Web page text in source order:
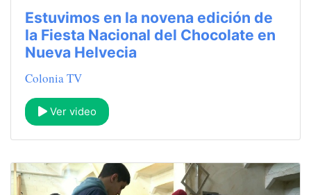
Estuvimos en la novena edición de
la Fiesta Nacional del Chocolate en
Nueva Helvecia
Colonia TV
Ver video